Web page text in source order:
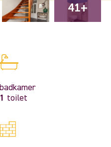
41+
badkamer
1
toilet